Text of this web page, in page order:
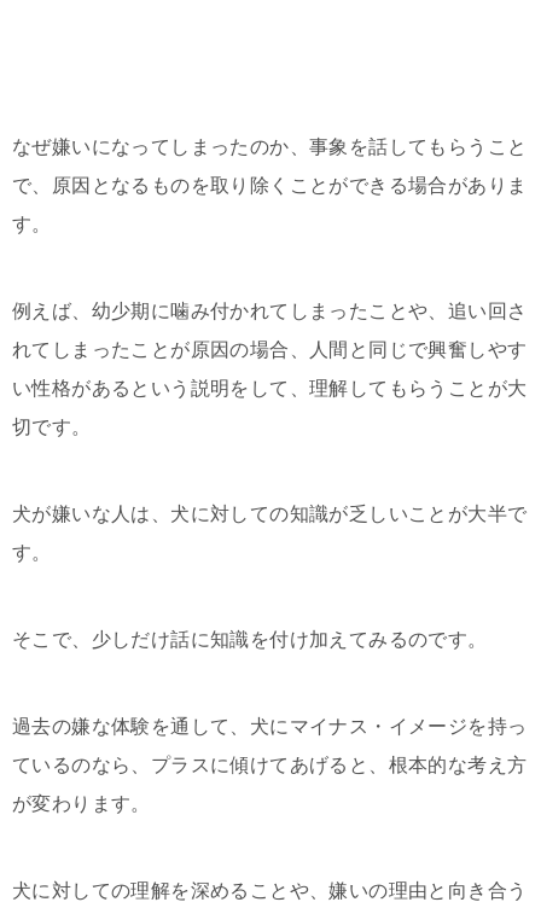
なぜ嫌いになってしまったのか、事象を話してもらうこと
で、原因となるものを取り除くことができる場合がありま
す。
例えば、幼少期に噛み付かれてしまったことや、追い回さ
れてしまったことが原因の場合、人間と同じで興奮しやす
い性格があるという説明をして、理解してもらうことが大
切です。
犬が嫌いな人は、犬に対しての知識が乏しいことが大半で
す。
そこで、少しだけ話に知識を付け加えてみるのです。
過去の嫌な体験を通して、犬にマイナス・イメージを持っ
ているのなら、プラスに傾けてあげると、根本的な考え方
が変わります。
犬に対しての理解を深めることや、嫌いの理由と向き合う